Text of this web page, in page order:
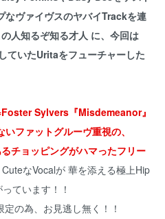
なヴァイヴスのヤバイTrackを連
人知るぞ知る才人 に、今回は
ていたUritaをフューチャーした
Sylvers『Misdemeanor』
ファットグルーヴ重視の、
ョッピングがハマったフリー
なVocalが 華を添える極上Hip
ています！！
の為、お見逃し無く！！